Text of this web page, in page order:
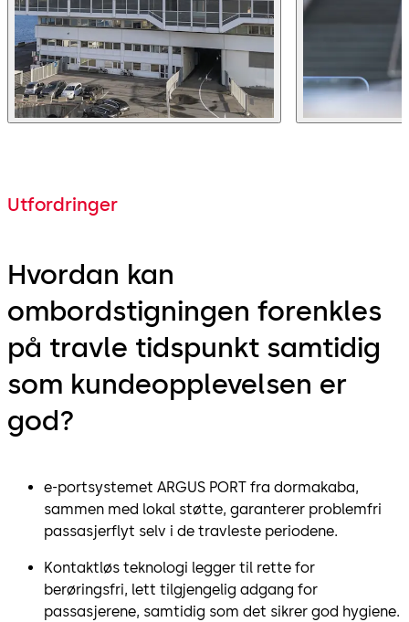
Utfordringer
Hvordan kan
ombordstigningen forenkles
på travle tidspunkt samtidig
som kundeopplevelsen er
god?
e-portsystemet ARGUS PORT fra dormakaba,
sammen med lokal støtte, garanterer problemfri
passasjerflyt selv i de travleste periodene.
Kontaktløs teknologi legger til rette for
berøringsfri, lett tilgjengelig adgang for
passasjerene, samtidig som det sikrer god hygiene.